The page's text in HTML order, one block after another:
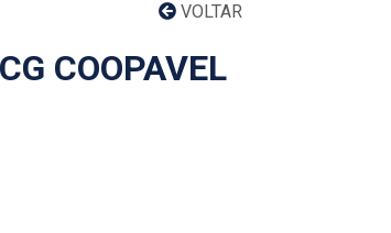
VOLTAR
COOPAVEL